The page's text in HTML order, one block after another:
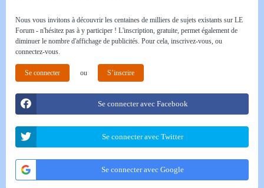
Nous vous invitons à découvrir les centaines de milliers de sujets existants sur LE
Forum - n'hésitez pas à y participer ! L'inscription, gratuite, permet également de
diminuer le nombre d'affichage de publicités. Pour cela, inscrivez-vous, ou
connectez-vous.
Se connecter ou S’inscrire
Se connecter avec Facebook
Se connecter avec Twitter
Se connecter avec Google